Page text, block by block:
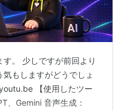
。 少しですが前回より
もしますがどうでしょ
【使用したツー
、Gemini 音声生成：